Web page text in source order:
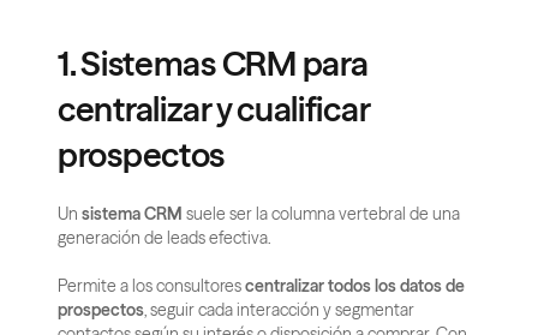
1. Sistemas CRM para
centralizar y cualificar
prospectos
Un sistema CRM suele ser la columna vertebral de una
generación de leads efectiva.
Permite a los consultores centralizar todos los datos de
prospectos, seguir cada interacción y segmentar